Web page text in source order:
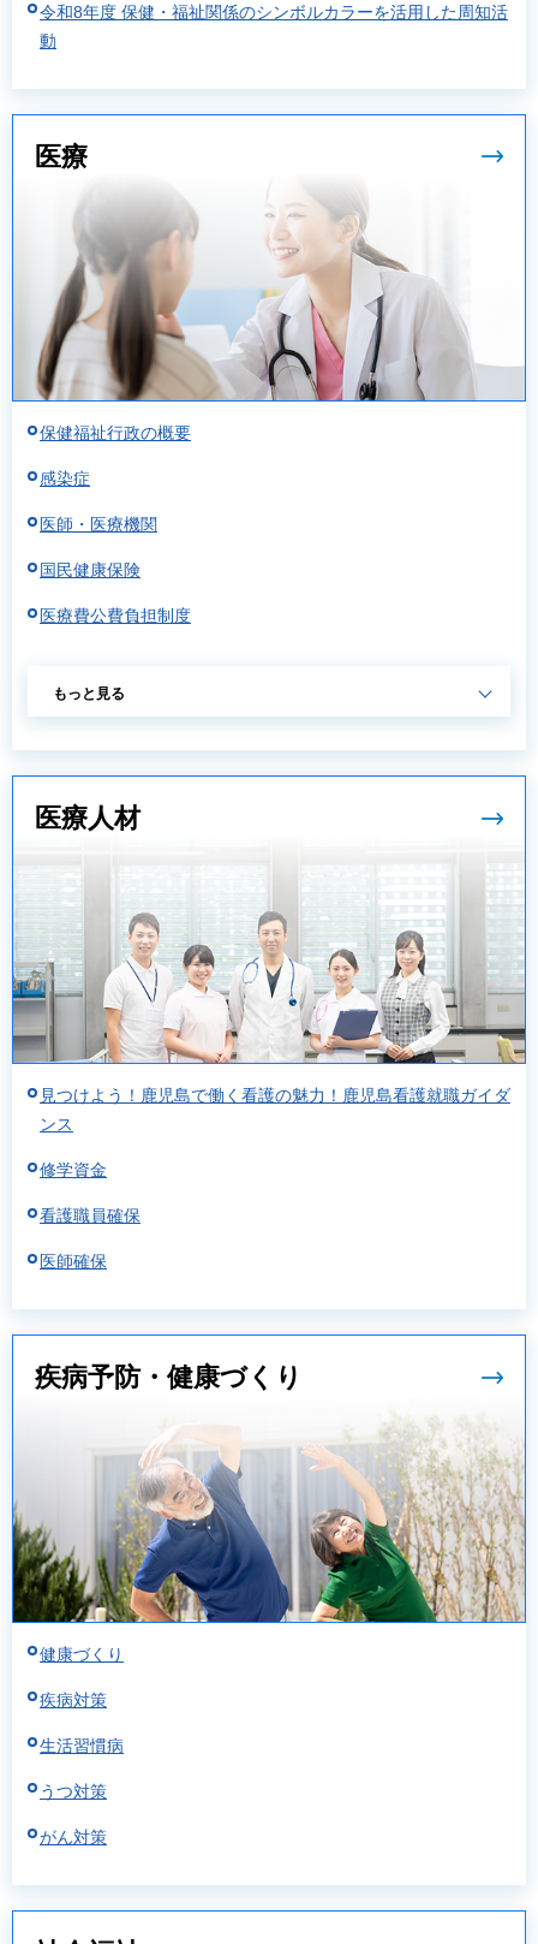
令和8年度 保健・福祉関係のシンボルカラーを活用した周知活
動
医療
保健福祉行政の概要
感染症
医師・医療機関
国民健康保険
医療費公費負担制度
もっと見る
医療人材
見つけよう！鹿児島で働く看護の魅力！鹿児島看護就職ガイダ
ンス
修学資金
看護職員確保
医師確保
疾病予防・健康づくり
健康づくり
疾病対策
生活習慣病
うつ対策
がん対策